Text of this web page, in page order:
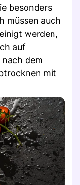
besonders
müssen auch
werden,
auf
dem
mit